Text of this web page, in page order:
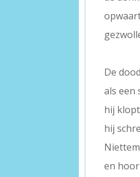
De
als een
hij
hij
en